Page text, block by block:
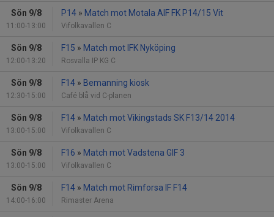
Sön 9/8
11:00-13:00
P14 » Match mot Motala AIF FK P14/15 Vit
Vifolkavallen C
Sön 9/8
12:00-13:20
F15 » Match mot IFK Nyköping
Rosvalla IP KG C
Sön 9/8
12:30-15:00
F14 » Bemanning kiosk
Café blå vid C-planen
Sön 9/8
13:00-15:00
F14 » Match mot Vikingstads SK F13/14 2014
Vifolkavallen C
Sön 9/8
13:00-15:00
F16 » Match mot Vadstena GIF 3
Vifolkavallen C
Sön 9/8
14:00-16:00
F14 » Match mot Rimforsa IF F14
Rimaster Arena